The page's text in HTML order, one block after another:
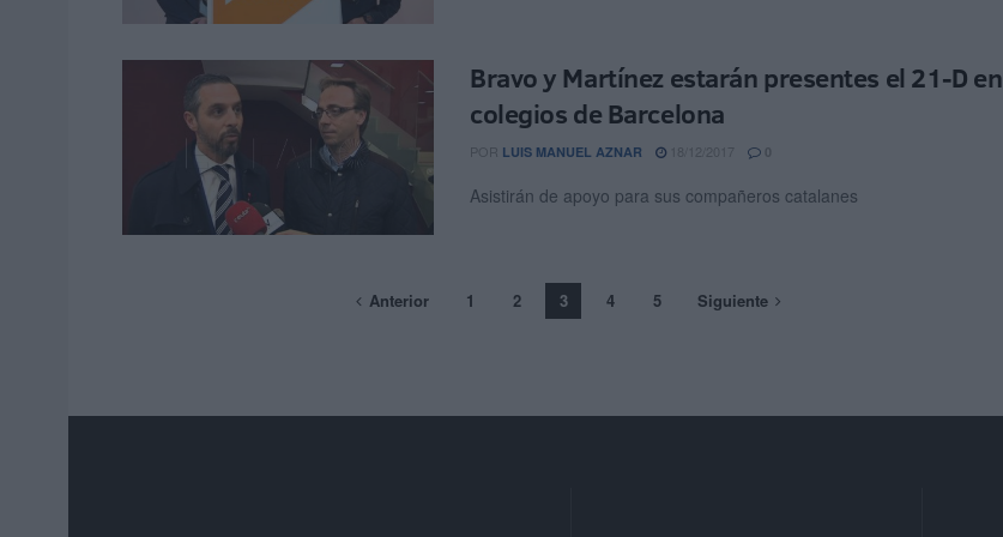
Bravo y Martínez estarán presentes el 21-D en
colegios de Barcelona
POR LUIS MANUEL AZNAR 18/12/2017 0
Asistirán de apoyo para sus compañeros catalanes
Anterior 1 2 3 4 5 Siguiente